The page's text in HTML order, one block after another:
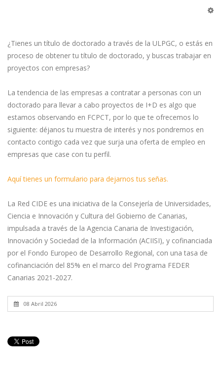
¿Tienes un título de doctorado a través de la ULPGC, o estás en
proceso de obtener tu título de doctorado, y buscas trabajar en
proyectos con empresas?
La tendencia de las empresas a contratar a personas con un
doctorado para llevar a cabo proyectos de I+D es algo que
estamos observando en FCPCT, por lo que te ofrecemos lo
siguiente: déjanos tu muestra de interés y nos pondremos en
contacto contigo cada vez que surja una oferta de empleo en
empresas que case con tu perfil.
Aquí tienes un formulario para dejarnos tus señas.
La Red CIDE es una iniciativa de la Consejería de Universidades,
Ciencia e Innovación y Cultura del Gobierno de Canarias,
impulsada a través de la Agencia Canaria de Investigación,
Innovación y Sociedad de la Información (ACIISI), y cofinanciada
por el Fondo Europeo de Desarrollo Regional, con una tasa de
cofinanciación del 85% en el marco del Programa FEDER
Canarias 2021-2027.
08 Abril 2026